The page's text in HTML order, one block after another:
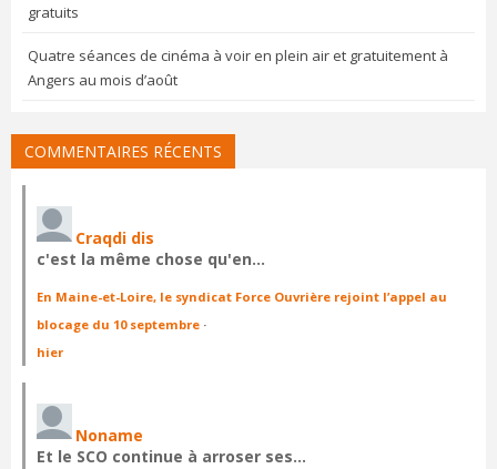
gratuits
Quatre séances de cinéma à voir en plein air et gratuitement à
Angers au mois d’août
COMMENTAIRES RÉCENTS
Craqdi dis
c'est la même chose qu'en…
En Maine-et-Loire, le syndicat Force Ouvrière rejoint l’appel au
blocage du 10 septembre ·
hier
Noname
Et le SCO continue à arroser ses…